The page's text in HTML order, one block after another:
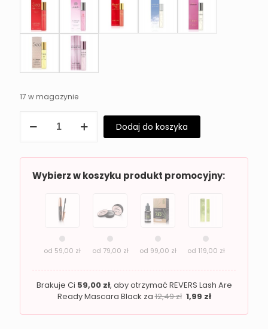
17 w magazynie
Eleganckie
LOTUS
Claire
Dodaj do koszyka
Wybierz w koszyku produkt promocyjny:
od 59,00 zł od 79,00 zł od 99,00 zł od 119,00 zł
Brakuje Ci 59,00 zł, aby otrzymać REVERS Lash Are
Ready Mascara Black za12,49zł 1,99 zł